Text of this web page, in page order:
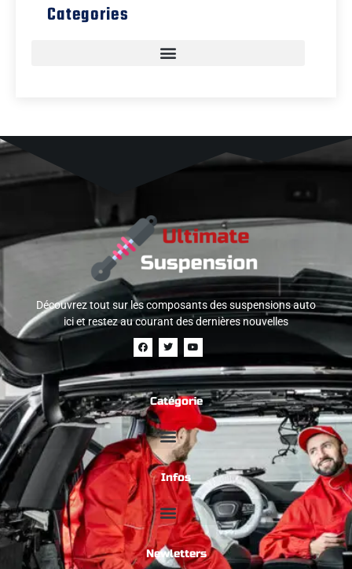
Categories
Découvrez tout sur les composants des suspensions auto
ici et restez au courant des dernières nouvelles
Catégorie
Infos
Newletters